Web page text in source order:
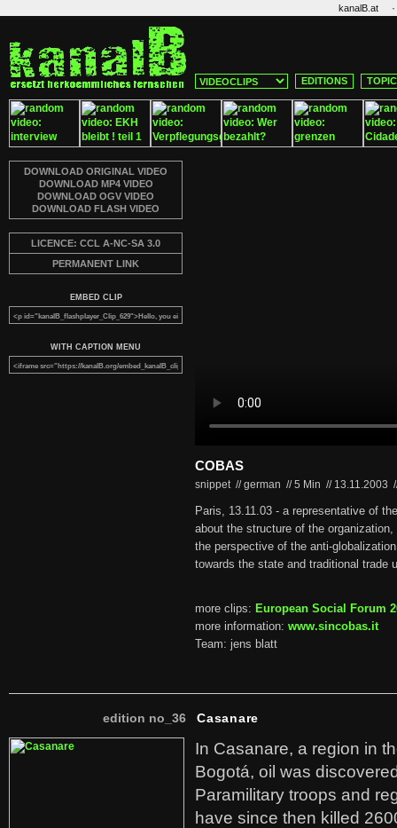
kanalB.at ·
EDITIONS
DOWNLOAD ORIGINAL VIDEO
DOWNLOAD MP4 VIDEO
DOWNLOAD OGV VIDEO
DOWNLOAD FLASH VIDEO
LICENCE: CCL A-NC-SA 3.0
PERMANENT LINK
EMBED CLIP
WITH CAPTION MENU
COBAS
snippet // german //5 Min // 13.11.2003
Paris, 13.11.03 - a representative of
about the structure of the
the perspective of the anti-
towards the state and traditional trade
more clips: European Social Forum
more information: www.sincobas.it
Team: jens blatt
edition no_36 Casanare
In Casanare, a region in
Bogotá, oil was
Paramilitary troops and
have since then killed